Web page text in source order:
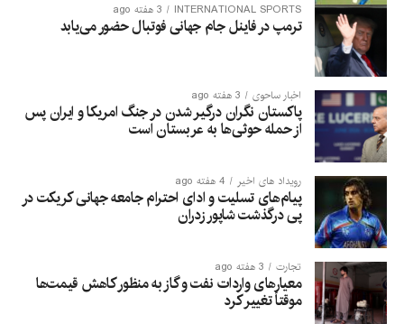
INTERNATIONAL SPORTS 3 هفته ago
ترمپ در فاینل جام جهانی فوتبال حضور می‌یابد
اخبار ساحوی 3 هفته ago
پاکستان نگران درگیر شدن در جنگ امریکا و ایران پس
از حمله حوثی‌ها به عربستان است
رویداد های اخیر 4 هفته ago
پیام‌های تسلیت و ادای احترام جامعه جهانی کریکت در
پی درگذشت شاپور زدران
تجارت 3 هفته ago
معیارهای واردات نفت و گاز به منظور کاهش قیمت‌ها
موقتاً تغییر کرد